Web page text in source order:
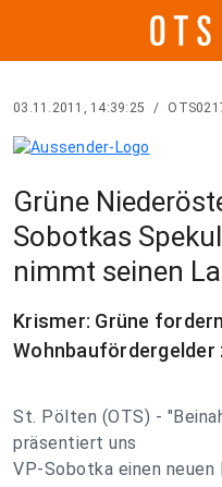
03.11.2011, 14:39:25 /
Grüne
Sobotkas
nimmt seinen
Krismer: Grüne
Wohnbaufördergelder
St. Pölten (OTS) -
präsentiert uns
VP-Sobotka einen neuen